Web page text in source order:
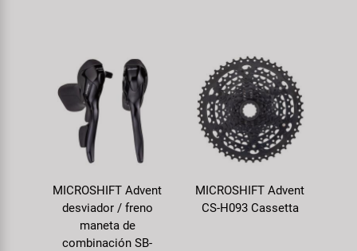
MICROSHIFT Advent
desviador / freno
maneta de
combinación SB-
MICROSHIFT Advent
CS-H093 Cassetta